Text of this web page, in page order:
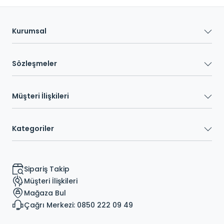
Kurumsal
Sözleşmeler
Müşteri İlişkileri
Kategoriler
Sipariş Takip
Müşteri İlişkileri
Mağaza Bul
Çağrı Merkezi: 0850 222 09 49